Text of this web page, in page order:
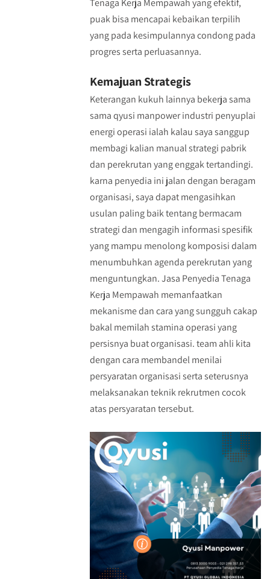
Tenaga Kerja Mempawah yang efektif,
puak bisa mencapai kebaikan terpilih
yang pada kesimpulannya condong pada
progres serta perluasannya.
Kemajuan Strategis
Keterangan kukuh lainnya bekerja sama
sama qyusi manpower industri penyuplai
energi operasi ialah kalau saya sanggup
membagi kalian manual strategi pabrik
dan perekrutan yang enggak tertandingi.
karna penyedia ini jalan dengan beragam
organisasi, saya dapat mengasihkan
usulan paling baik tentang bermacam
strategi dan mengagih informasi spesifik
yang mampu menolong komposisi dalam
menumbuhkan agenda perekrutan yang
menguntungkan. Jasa Penyedia Tenaga
Kerja Mempawah memanfaatkan
mekanisme dan cara yang sungguh cakap
bakal memilah stamina operasi yang
persisnya buat organisasi. team ahli kita
dengan cara membandel menilai
persyaratan organisasi serta seterusnya
melaksanakan teknik rekrutmen cocok
atas persyaratan tersebut.